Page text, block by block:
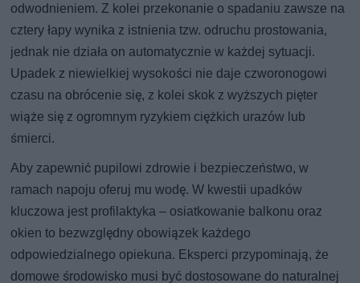
odwodnieniem. Z kolei przekonanie o spadaniu zawsze na
cztery łapy wynika z istnienia tzw. odruchu prostowania,
jednak nie działa on automatycznie w każdej sytuacji.
Upadek z niewielkiej wysokości nie daje czworonogowi
czasu na obrócenie się, z kolei skok z wyższych pięter
wiąże się z ogromnym ryzykiem ciężkich urazów lub
śmierci.
Aby zapewnić pupilowi zdrowie i bezpieczeństwo, w
ramach napoju oferuj mu wodę. W kwestii upadków
kluczowa jest profilaktyka – osiatkowanie balkonu oraz
okien to bezwzględny obowiązek każdego
odpowiedzialnego opiekuna. Eksperci przypominają, że
domowe środowisko musi być dostosowane do naturalnej